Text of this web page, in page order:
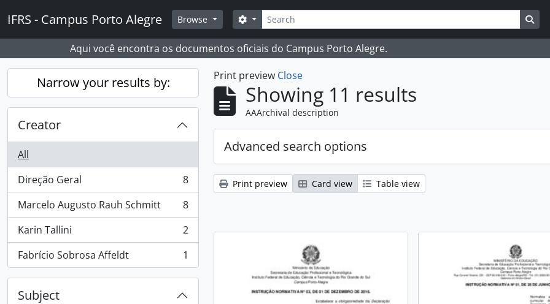
IFRS - Campus Porto Alegre Browse Search
Search options
Aqui você encontra os documentos oficiais do Campus Porto Alegre.
Narrow your results by:
Creator
All
Direção Geral
, 8 results
8
Marcelo Augusto Rauh Schmitt
, 8 results
8
Karin Tallini
, 2 results
2
Fabrício Sobrosa Affeldt
, 1 results 1
Subject
Print preview Close
Showing 11 results
AAArchival description
Advanced search options
Print preview Card view Table view